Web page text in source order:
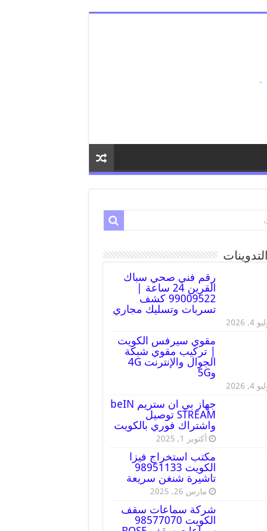
رقم فني صحي سباك
القرين 24 ساعة |
99009522 كشف
تسربات وتسليك مجاري
4, 2026
مقوي سيرفس الكويت
| تركيب مقوي شبكة
الجوال والإنترنت 4G
و5G
4, 2026
جهاز بي ان ستريم beIN
STREAM توصيل
واشتراك فوري بالكويت
أكتوبر 1, 2025
مكتب استخراج فيزا
الكويت 98951133
تاشيرة شنغن سريعة
مارس 26, 2025
شركة سماعات سقف
الكويت 98577070